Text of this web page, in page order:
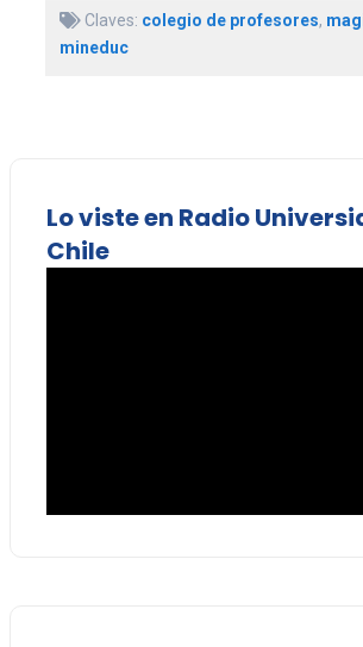
Claves: colegio de profesores,
mineduc
Lo viste en Radio
Chile